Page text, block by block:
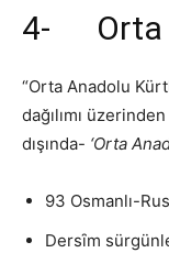
4- Orta
“Orta Anadolu
dağılımı
dışında- ‘Orta
93 Osmanlı-
Dersȋm